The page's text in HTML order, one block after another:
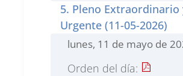
5. Pleno Extraordinario
Urgente (11-05-2026)
lunes, 11 de mayo de
Orden del día: